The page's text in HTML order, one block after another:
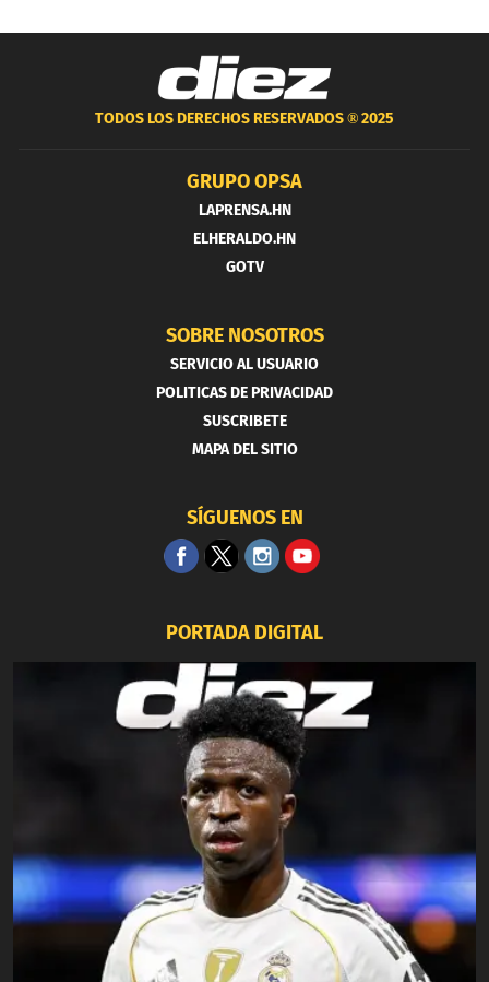
TODOS LOS DERECHOS RESERVADOS ®2025
GRUPO OPSA
LAPRENSA.HN
ELHERALDO.HN
GOTV
SOBRE NOSOTROS
SERVICIO AL USUARIO
POLITICAS DE PRIVACIDAD
SUSCRIBETE
MAPA DEL SITIO
SÍGUENOS EN
PORTADA DIGITAL